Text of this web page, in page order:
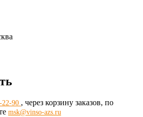
22-90 , через корзину заказов, по
msk@vinso-azs.ru